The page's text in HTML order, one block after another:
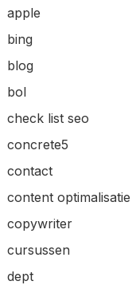
apple
bing
blog
bol
check list seo
concrete5
contact
content optimalisatie
copywriter
cursussen
dept